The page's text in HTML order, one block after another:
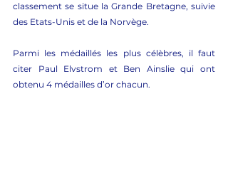
classement se situe la Grande Bretagne, suivie
des Etats-Unis et de la Norvège.
Parmi les médaillés les plus célèbres, il faut
citer Paul Elvstrom et Ben Ainslie qui ont
obtenu 4 médailles d’or chacun.